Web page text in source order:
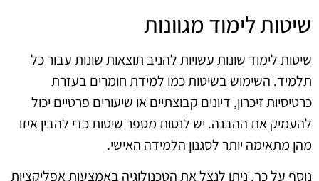
שיטות לימוד מגוונות
שיטות לימוד שונות עשויות להניב תוצאות שונות עבור כל
תלמיד. השימוש בשיטות כמו למידת חומרים בעזרת
כרטיסיות זיכרון, דיונים קבוצתיים או שיעורים פרטיים יכול
להעמיק את ההבנה. יש לנסות מספר שיטות כדי להבין איזו
מהן מתאימה יותר לסגנון הלמידה האישי.
נוסף על כך, ניתן לנצל את הטכנולוגיה באמצעות אפליקציות